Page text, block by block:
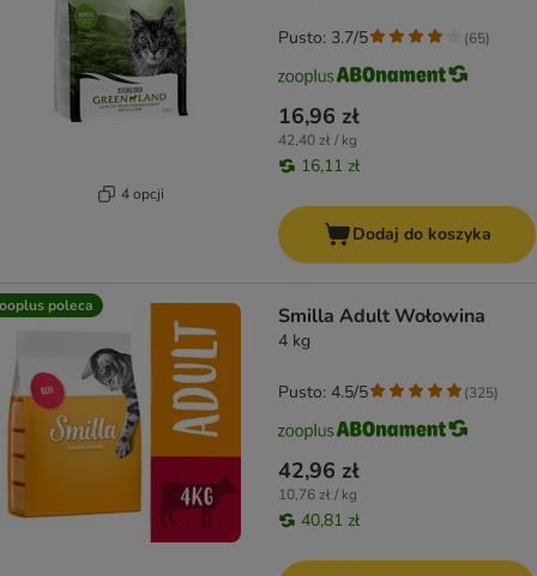
4 opcji
16,96 zł
42,40 zł / kg
16,11 zł
Pusto: 3.7/5 (65)
Dodaj do koszyka
poleca Smilla Adult Wołowina
4 kg
42,96 zł
10,76 zł / kg
40,81 zł
Pusto: 4.5/5 (325)